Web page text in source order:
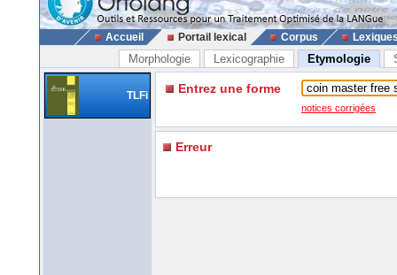
Accueil Portail lexical Corpus
Morphologie Lexicographie Etymologie
TLFi Entrez une forme
notices corrigées
Erreur